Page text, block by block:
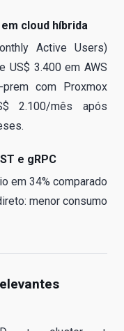
cloud híbrida
Active Users)
US$ 3.400 em AWS
prem com Proxmox
2.100/mês após
e gRPC
em 34% comparado
menor consumo